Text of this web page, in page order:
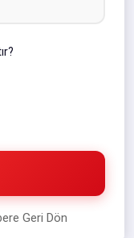
Geri Dön